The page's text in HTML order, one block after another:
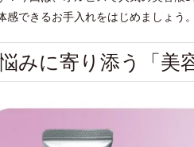
感できるお手入れをはじめましょう。
みに寄り添う「美